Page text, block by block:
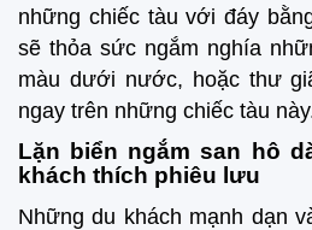
những chiếc tàu với đáy
sẽ thỏa sức ngắm nghía
màu dưới nước, hoặc thư
ngay trên những chiếc tàu
Lặn biển ngắm san hô
khách thích phiêu lưu
Những du khách mạnh dạn